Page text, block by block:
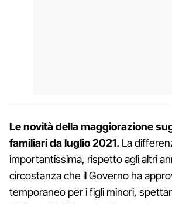
Le novità della maggiorazione
familiari da luglio 2021. La
importantissima, rispetto agli altri
circostanza che il Governo ha
temporaneo per i figli minori,